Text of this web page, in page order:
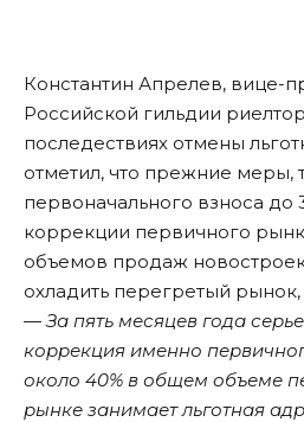
Константин Апрелев, вице-
Российской гильдии
последествиях отмены
отметил, что прежние меры,
первоначального взноса до
коррекции первичного
объемов продаж
охладить перегретый
—За пять месяцев года
коррекция именно
около 40% в общем объеме
рынке занимает льготная